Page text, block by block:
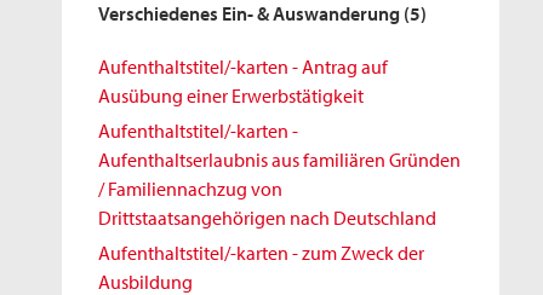
Verschiedenes Ein- & Auswanderung (5)
Aufenthaltstitel/-karten - Antrag auf
Ausübung einer Erwerbstätigkeit
Aufenthaltstitel/-karten -
Aufenthaltserlaubnis aus familiären Gründen
/ Familiennachzug von
Drittstaatsangehörigen nach Deutschland
Aufenthaltstitel/-karten - zum Zweck der
Ausbildung